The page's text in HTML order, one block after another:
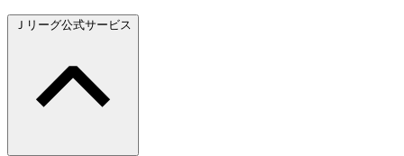
Ｊリーグ公式サービス